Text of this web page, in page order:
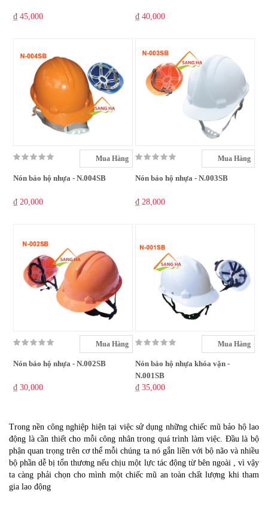
₫ 45,000 ₫ 40,000
Mua Hàng
Nón bảo hộ nhựa - N.004SB
₫ 20,000
Mua Hàng
Nón bảo hộ nhựa - N.003SB
₫ 28,000
Mua Hàng
Nón bảo hộ nhựa - N.002SB
₫ 30,000
Mua Hàng
Nón bảo hộ nhựa khóa vặn -
N.001SB
₫ 35,000
Trong nền công nghiệp hiện tại việc sử dụng những chiếc mũ bảo hộ lao
động là cần thiết cho mỗi công nhân trong quá trình làm việc. Đầu là bộ
phận quan trọng trên cơ thể mỗi chúng ta nó gắn liền với bộ não và nhiều
bộ phần dễ bị tổn thương nếu chịu một lực tác động từ bên ngoài , vì vậy
ta càng phải chọn cho mình một chiếc mũ an toàn chất lượng khi tham
gia lao động